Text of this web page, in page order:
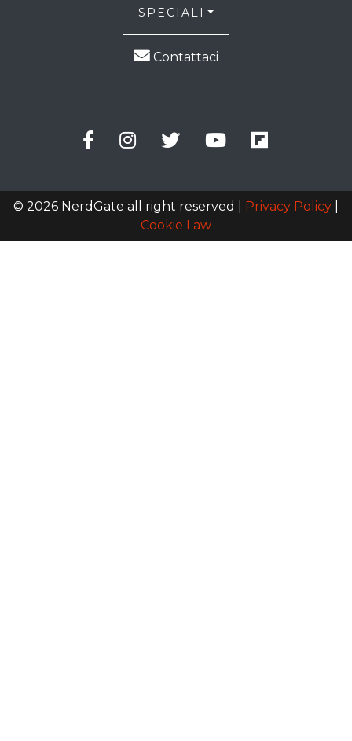
SPECIALI
Contattaci
© 2026 NerdGate all right reserved | Privacy Policy
Cookie Law